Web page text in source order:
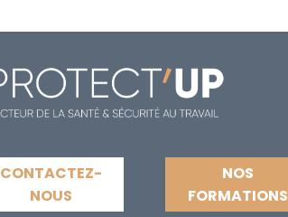
CONTACTEZ-
NOUS
NOS
FORMATIONS